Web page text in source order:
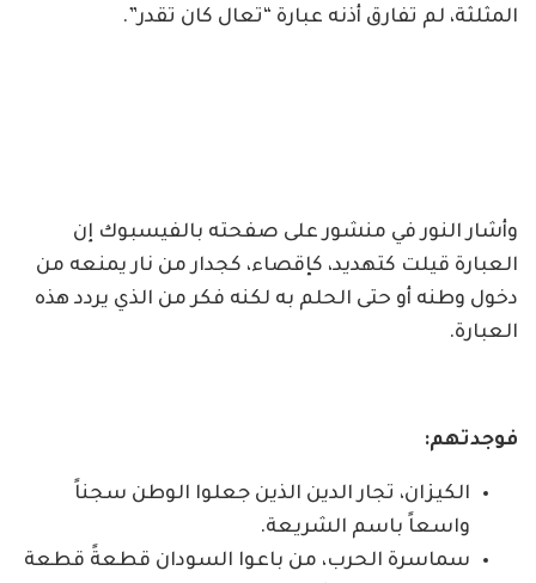
المثلثة، لم تفارق أذنه عبارة “تعال كان تقدر”.
وأشار النور في منشور على صفحته بالفيسبوك إن
العبارة قيلت كتهديد، كإقصاء، كجدار من نار يمنعه من
دخول وطنه أو حتى الحلم به لكنه فكر من الذي يردد هذه
العبارة.
فوجدتهم:
الكيزان، تجار الدين الذين جعلوا الوطن سجناً
واسعاً باسم الشريعة.
سماسرة الحرب، من باعوا السودان قطعةً قطعة